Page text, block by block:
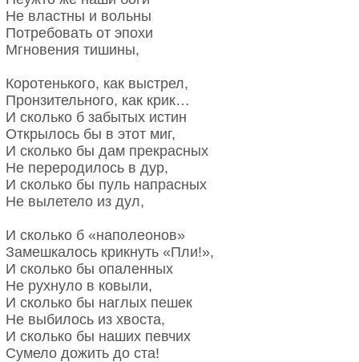
Не властны и вольны
Потребовать от эпохи
Мгновения тишины,
Коротенького, как выстрел,
Пронзительного, как крик…
И сколько б забытых истин
Открылось бы в этот миг,
И сколько бы дам прекрасных
Не переродилось в дур,
И сколько бы пуль напрасных
Не вылетело из дул,
И сколько б «наполеонов»
Замешкалось крикнуть «Пли!»,
И сколько бы опаленных
Не рухнуло в ковыли,
И сколько бы наглых пешек
Не выбилось из хвоста,
И сколько бы наших певчих
Сумело дожить до ста!